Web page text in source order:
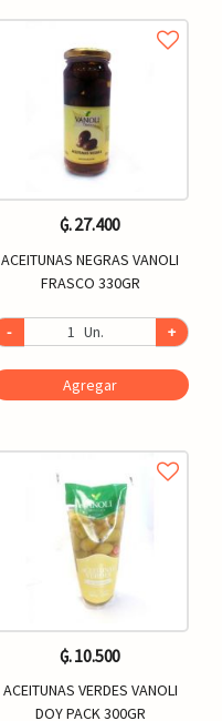
₲. 27.400
ACEITUNAS NEGRAS VANOLI
FRASCO 330GR
- Un. +
Agregar
₲. 10.500
ACEITUNAS VERDES VANOLI
DOY PACK 300GR